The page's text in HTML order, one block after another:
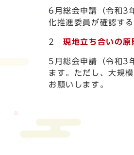
6月総会申請（令和3
化推進委員が確認す
2現地立ち合いの原
5月総会申請（令和3
ます。ただし、大規
お願いします。